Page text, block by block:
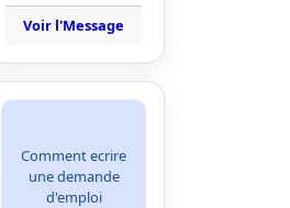
Voir l'Message
Comment ecrire
une demande
d'emploi